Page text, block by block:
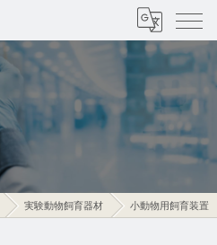
実験動物飼育器材 小動物用飼育装置